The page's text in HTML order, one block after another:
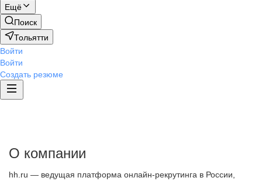
Ещё
Поиск
Тольятти
Войти
Войти
Создать резюме
О компании
hh.ru — ведущая платформа онлайн-рекрутинга в России,